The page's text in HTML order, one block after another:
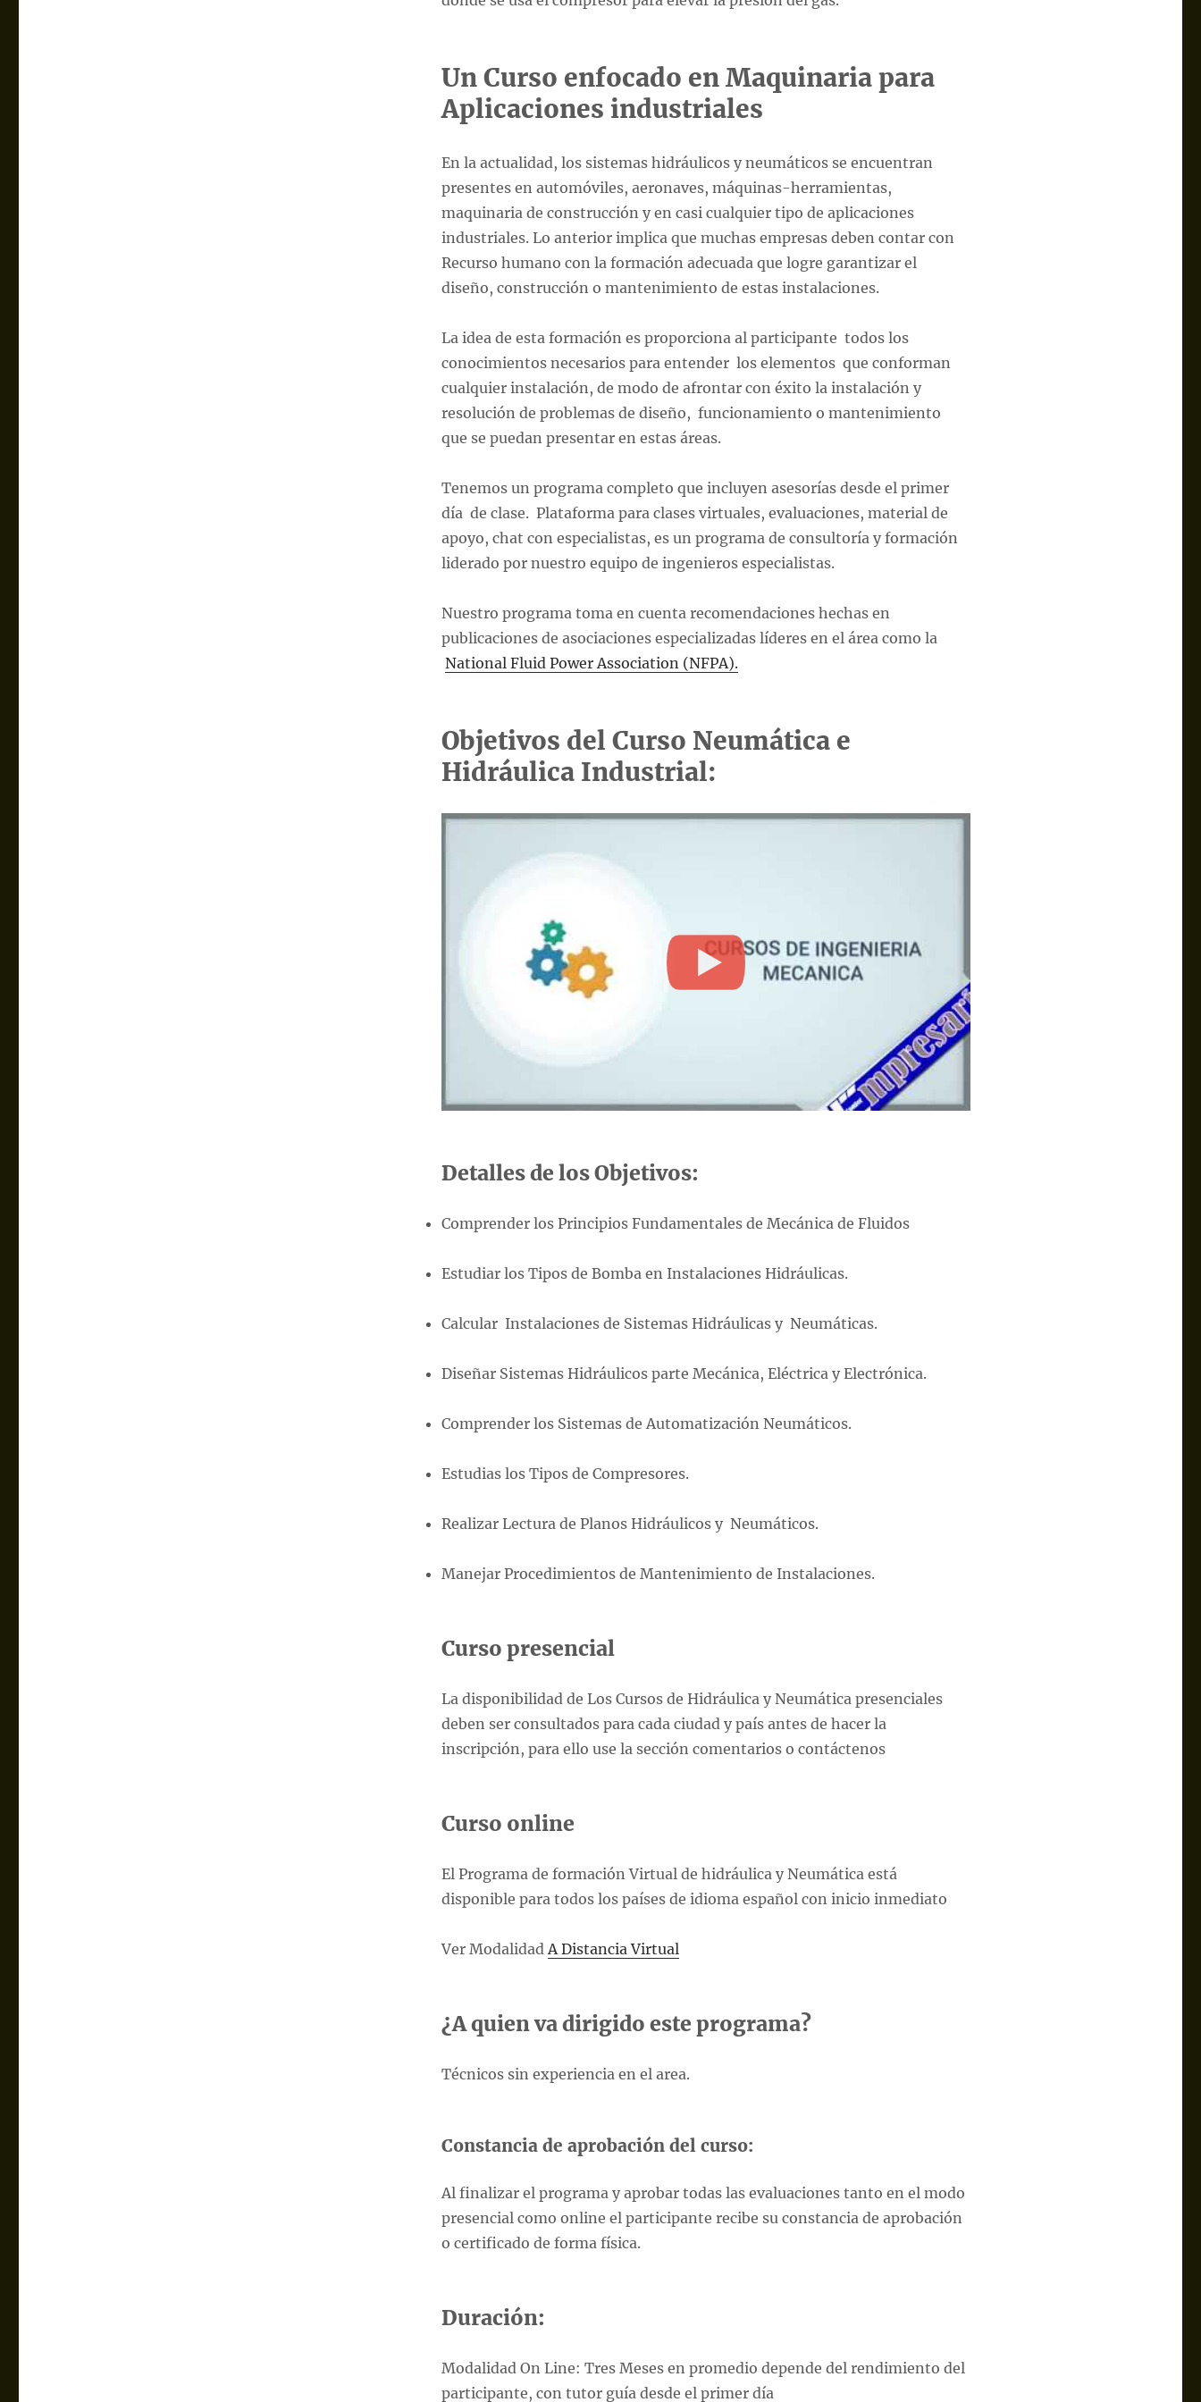
Un Curso enfocado en Maquinaria para
Aplicaciones industriales
En la actualidad, los sistemas hidráulicos y neumáticos se encuentran
presentes en automóviles, aeronaves, máquinas-herramientas,
maquinaria de construcción y en casi cualquier tipo de aplicaciones
industriales. Lo anterior implica que muchas empresas deben contar con
Recurso humano con la formación adecuada que logre garantizar el
diseño, construcción o mantenimiento de estas instalaciones.
La idea de esta formación es proporciona al participante todos los
conocimientos necesarios para entender los elementos que conforman
cualquier instalación, de modo de afrontar con éxito la instalación y
resolución de problemas de diseño, funcionamiento o mantenimiento
que se puedan presentar en estas áreas.
Tenemos un programa completo que incluyen asesorías desde el primer
día de clase. Plataforma para clases virtuales, evaluaciones, material de
apoyo, chat con especialistas, es un programa de consultoría y formación
liderado por nuestro equipo de ingenieros especialistas.
Nuestro programa toma en cuenta recomendaciones hechas en
publicaciones de asociaciones especializadas líderes en el área como la
National Fluid Power Association (NFPA).
Objetivos del Curso Neumática e
Hidráulica Industrial:
Detalles de los Objetivos:
Comprender los Principios Fundamentales de Mecánica de Fluidos
Estudiar los Tipos de Bomba en Instalaciones Hidráulicas.
Calcular Instalaciones de Sistemas Hidráulicas y Neumáticas.
Diseñar Sistemas Hidráulicos parte Mecánica, Eléctrica y Electrónica.
Comprender los Sistemas de Automatización Neumáticos.
Estudias los Tipos de Compresores.
Realizar Lectura de Planos Hidráulicos y Neumáticos.
Manejar Procedimientos de Mantenimiento de Instalaciones.
Curso presencial
La disponibilidad de Los Cursos de Hidráulica y Neumática presenciales
deben ser consultados para cada ciudad y país antes de hacer la
inscripción, para ello use la sección comentarios o contáctenos
Curso online
El Programa de formación Virtual de hidráulica y Neumática está
disponible para todos los países de idioma español con inicio inmediato
Ver Modalidad A Distancia Virtual
¿A quien va dirigido este programa?
Técnicos sin experiencia en el area.
Constancia de aprobación del curso:
Al finalizar el programa y aprobar todas las evaluaciones tanto en el modo
presencial como online el participante recibe su constancia de aprobación
o certificado de forma física.
Duración:
Modalidad On Line: Tres Meses en promedio depende del rendimiento del
participante, con tutor guía desde el primer día